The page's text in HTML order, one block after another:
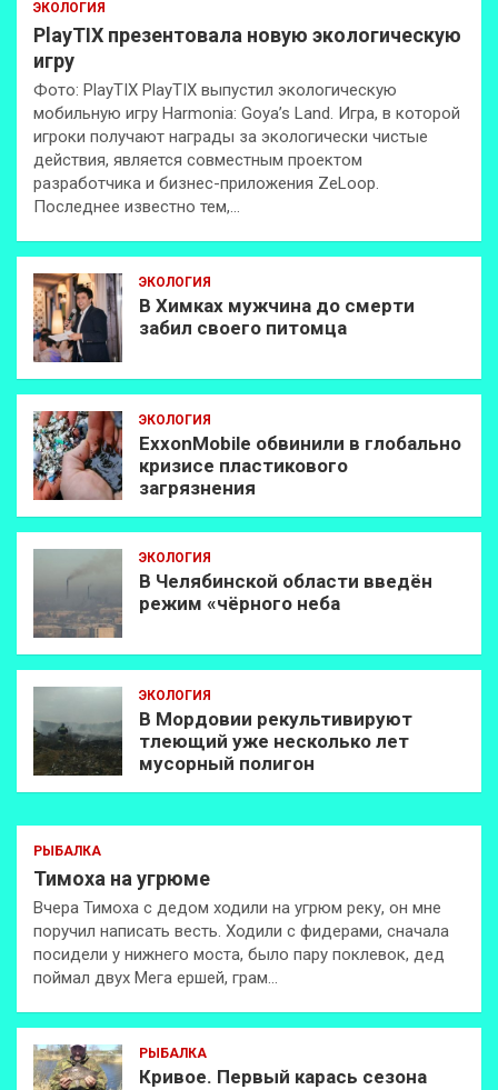
ЭКОЛОГИЯ
PlayTIX презентовала новую экологическую
игру
Фото: PlayTIX PlayTIX выпустил экологическую
мобильную игру Harmonia: Goya’s Land. Игра, в которой
игроки получают награды за экологически чистые
действия, является совместным проектом
разработчика и бизнес-приложения ZeLoop.
Последнее известно тем,…
ЭКОЛОГИЯ
В Химках мужчина до смерти
забил своего питомца
ЭКОЛОГИЯ
ExxonMobilе обвинили в глобально
кризисе пластикового
загрязнения
ЭКОЛОГИЯ
В Челябинской области введён
режим «чёрного неба
ЭКОЛОГИЯ
В Мордовии рекультивируют
тлеющий уже несколько лет
мусорный полигон
РЫБАЛКА
Тимоха на угрюме
Вчера Тимоха с дедом ходили на угрюм реку, он мне
поручил написать весть. Ходили с фидерами, сначала
посидели у нижнего моста, было пару поклевок, дед
поймал двух Мега ершей, грам…
РЫБАЛКА
Кривое. Первый карась сезона